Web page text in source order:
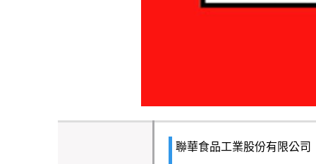
聯華食品工業股份有限公司